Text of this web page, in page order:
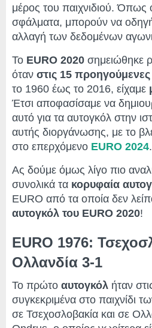
μέρος του παιχνιδιού. Όπως
σφάλματα, μπορούν να
αλλαγή των δεδομένων
Το EURO 2020 σημειώθηκε
όταν στις 15
το 1960 έως το 2016, είχαμε
Έτσι αποφασίσαμε να
αυτό για τα αυτογκόλ στην
αυτής διοργάνωσης, με το
στο επερχόμενο EURO 2024.
Ας δούμε όμως λίγο πιο
συνολικά τα κορυφαία
EURO από τα οποία δεν
αυτογκόλ του EURO 2020!
EURO 1976:
Ολλανδία 3-1
Το πρώτο αυτογκόλ ήταν
συγκεκριμένα στο παιχνίδι
σε Τσεχοσλοβακία και σε